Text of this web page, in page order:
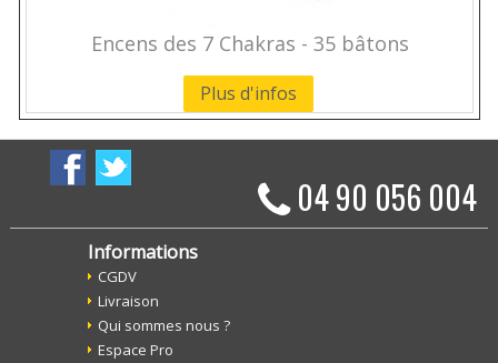
Encens des 7 Chakras - 35 bâtons
Plus d'infos
04 90 056 004
Informations
CGDV
Livraison
Qui sommes nous ?
Espace Pro